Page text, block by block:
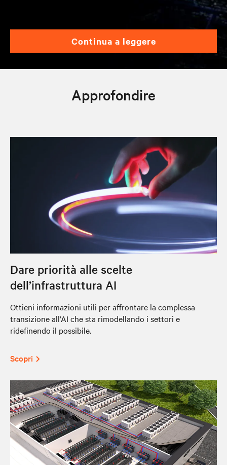
continua a leggere
Approfondire
Dare priorità alle scelte
dell’infrastruttura AI
Ottieni informazioni utili per affrontare la complessa
transizione all’AI che sta rimodellando i settori e
ridefinendo il possibile.
Scopri